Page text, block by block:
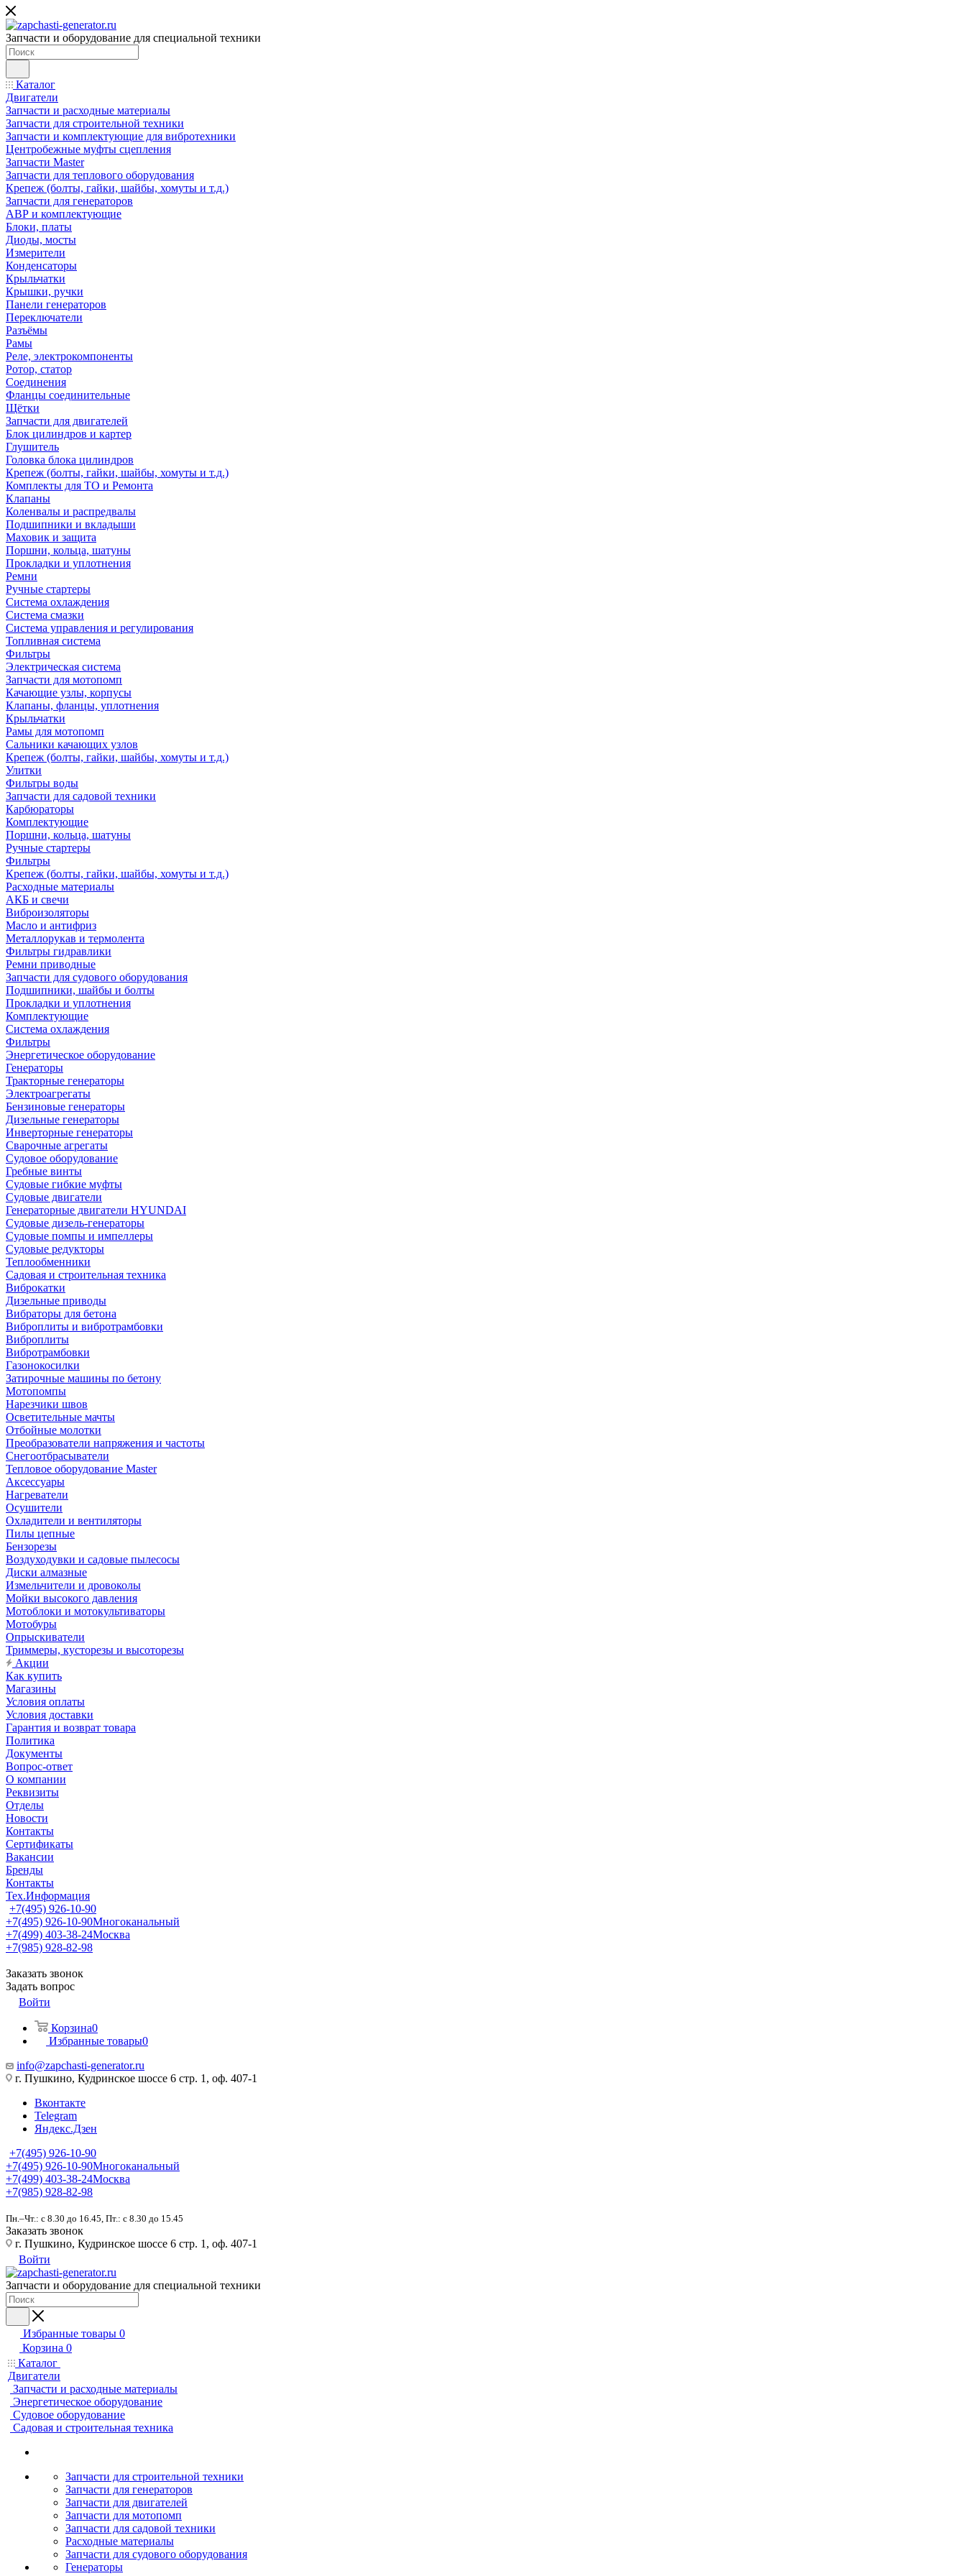
Запчасти и оборудование для специальной техники
Каталог
Двигатели
Запчасти и расходные материалы
Запчасти для строительной техники
Запчасти и комплектующие для вибротехники
Центробежные муфты сцепления
Запчасти Master
Запчасти для теплового оборудования
Крепеж (болты, гайки, шайбы, хомуты и т.д.)
Запчасти для генераторов
АВР и комплектующие
Блоки, платы
Диоды, мосты
Измерители
Конденсаторы
Крыльчатки
Крышки, ручки
Панели генераторов
Переключатели
Разъёмы
Рамы
Реле, электрокомпоненты
Ротор, статор
Соединения
Фланцы соединительные
Щётки
Запчасти для двигателей
Блок цилиндров и картер
Глушитель
Головка блока цилиндров
Крепеж (болты, гайки, шайбы, хомуты и т.д.)
Комплекты для ТО и Ремонта
Клапаны
Коленвалы и распредвалы
Подшипники и вкладыши
Маховик и защита
Поршни, кольца, шатуны
Прокладки и уплотнения
Ремни
Ручные стартеры
Система охлаждения
Система смазки
Система управления и регулирования
Топливная система
Фильтры
Электрическая система
Запчасти для мотопомп
Качающие узлы, корпусы
Клапаны, фланцы, уплотнения
Крыльчатки
Рамы для мотопомп
Сальники качающих узлов
Крепеж (болты, гайки, шайбы, хомуты и т.д.)
Улитки
Фильтры воды
Запчасти для садовой техники
Карбюраторы
Комплектующие
Поршни, кольца, шатуны
Ручные стартеры
Фильтры
Крепеж (болты, гайки, шайбы, хомуты и т.д.)
Расходные материалы
АКБ и свечи
Виброизоляторы
Масло и антифриз
Металлорукав и термолента
Фильтры гидравлики
Ремни приводные
Запчасти для судового оборудования
Подшипники, шайбы и болты
Прокладки и уплотнения
Комплектующие
Система охлаждения
Фильтры
Энергетическое оборудование
Генераторы
Тракторные генераторы
Электроагрегаты
Бензиновые генераторы
Дизельные генераторы
Инверторные генераторы
Сварочные агрегаты
Судовое оборудование
Гребные винты
Судовые гибкие муфты
Судовые двигатели
Генераторные двигатели HYUNDAI
Судовые дизель-генераторы
Судовые помпы и импеллеры
Судовые редукторы
Теплообменники
Садовая и строительная техника
Виброкатки
Дизельные приводы
Вибраторы для бетона
Виброплиты и вибротрамбовки
Виброплиты
Вибротрамбовки
Газонокосилки
Затирочные машины по бетону
Мотопомпы
Нарезчики швов
Осветительные мачты
Отбойные молотки
Преобразователи напряжения и частоты
Снегоотбрасыватели
Тепловое оборудование Master
Аксессуары
Нагреватели
Осушители
Охладители и вентиляторы
Пилы цепные
Бензорезы
Воздуходувки и садовые пылесосы
Диски алмазные
Измельчители и дровоколы
Мойки высокого давления
Мотоблоки и мотокультиваторы
Мотобуры
Опрыскиватели
Триммеры, кусторезы и высоторезы
Акции
Как купить
Магазины
Условия оплаты
Условия доставки
Гарантия и возврат товара
Политика
Документы
Вопрос-ответ
О компании
Реквизиты
Отделы
Новости
Контакты
Сертификаты
Вакансии
Бренды
Контакты
Тех.Информация
+7(495) 926-10-90
+7(495) 926-10-90Многоканальный
+7(499) 403-38-24Москва
+7(985) 928-82-98
Заказать звонок
Задать вопрос
Войти
Корзина0
Избранные товары0
info@zapchasti-generator.ru
г. Пушкино, Кудринское шоссе 6 стр. 1, оф. 407-1
Вконтакте
Telegram
Яндекс.Дзен
+7(495) 926-10-90
+7(495) 926-10-90Многоканальный
+7(499) 403-38-24Москва
+7(985) 928-82-98
Пн.–Чт.: с 8.30 до 16.45, Пт.: с 8.30 до 15.45
Заказать звонок
г. Пушкино, Кудринское шоссе 6 стр. 1, оф. 407-1
Войти
Запчасти и оборудование для специальной техники
Избранные товары 0
Корзина 0
Каталог
Двигатели
Запчасти и расходные материалы
Энергетическое оборудование
Судовое оборудование
Садовая и строительная техника
Запчасти для строительной техники
Запчасти для генераторов
Запчасти для двигателей
Запчасти для мотопомп
Запчасти для садовой техники
Расходные материалы
Запчасти для судового оборудования
Генераторы